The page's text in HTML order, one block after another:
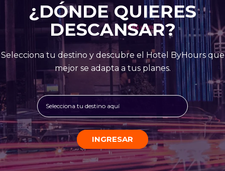
¿DÓNDE QUIERES
DESCANSAR?
Selecciona tu destino y descubre el Hotel ByHours que
mejor se adapta a tus planes.
Selecciona tu destino aquí
INGRESAR